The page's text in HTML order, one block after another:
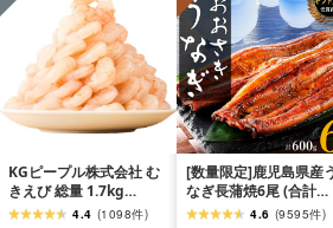
KGピープル株式会社 む
きえび 総量 1.7kg
(850g×2P) 特大 5Lサイ
4.4 (1098件)
[数量限定]鹿児島県産
なぎ長蒲焼6尾 (合計
600g以上)4.6 (9595件)